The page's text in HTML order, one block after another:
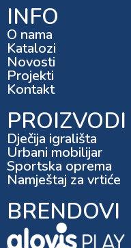
INFO
O nama
Katalozi
Novosti
Projekti
Kontakt
PROIZVODI
Dječija igrališta
Urbani mobilijar
Sportska oprema
Namještaj za vrtiće
BRENDOVI